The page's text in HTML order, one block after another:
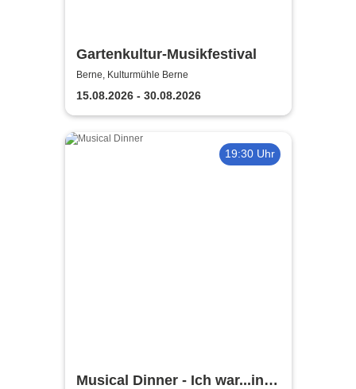
Gartenkultur-Musikfestival
Berne, Kulturmühle Berne
15.08.2026 - 30.08.2026
19:30 Uhr
Musical Dinner - Ich war...in